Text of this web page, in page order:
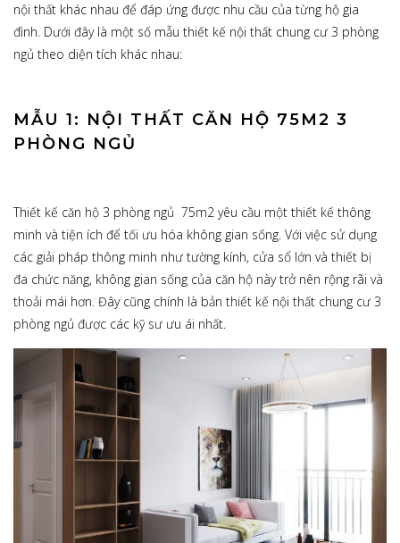
nội thất khác nhau để đáp ứng được nhu cầu của từng hộ gia
đình. Dưới đây là một số mẫu thiết kế nội thất chung cư 3 phòng
ngủ theo diện tích khác nhau:
MẪU 1: NỘI THẤT CĂN HỘ 75M2 3
PHÒNG NGỦ
Thiết kế căn hộ 3 phòng ngủ 75m2 yêu cầu một thiết kế thông
minh và tiện ích để tối ưu hóa không gian sống. Với việc sử dụng
các giải pháp thông minh như tường kính, cửa sổ lớn và thiết bị
đa chức năng, không gian sống của căn hộ này trở nên rộng rãi và
thoải mái hơn. Đây cũng chính là bản thiết kế nội thất chung cư 3
phòng ngủ được các kỹ sư ưu ái nhất.